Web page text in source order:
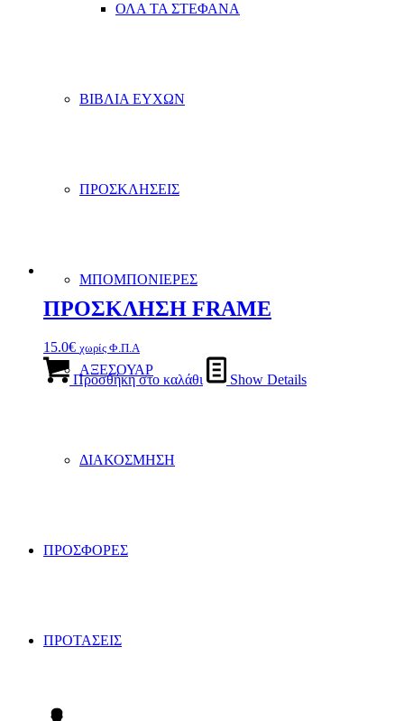
ΟΛΑ ΤΑ ΣΤΕΦΑΝΑ
ΒΙΒΛΙΑ ΕΥΧΩΝ
ΠΡΟΣΚΛΗΣΕΙΣ
ΜΠΟΜΠΟΝΙΕΡΕΣ
ΑΞΕΣΟΥΑΡ
ΔΙΑΚΟΣΜΗΣΗ
ΠΡΟΣΦΟΡΕΣ
ΠΡΟΤΑΣΕΙΣ
ΠΡΟΣΚΛΗΣΗ FRAME
15.0€ χωρίς Φ.Π.Α
Προσθήκη στο καλάθι Show Details